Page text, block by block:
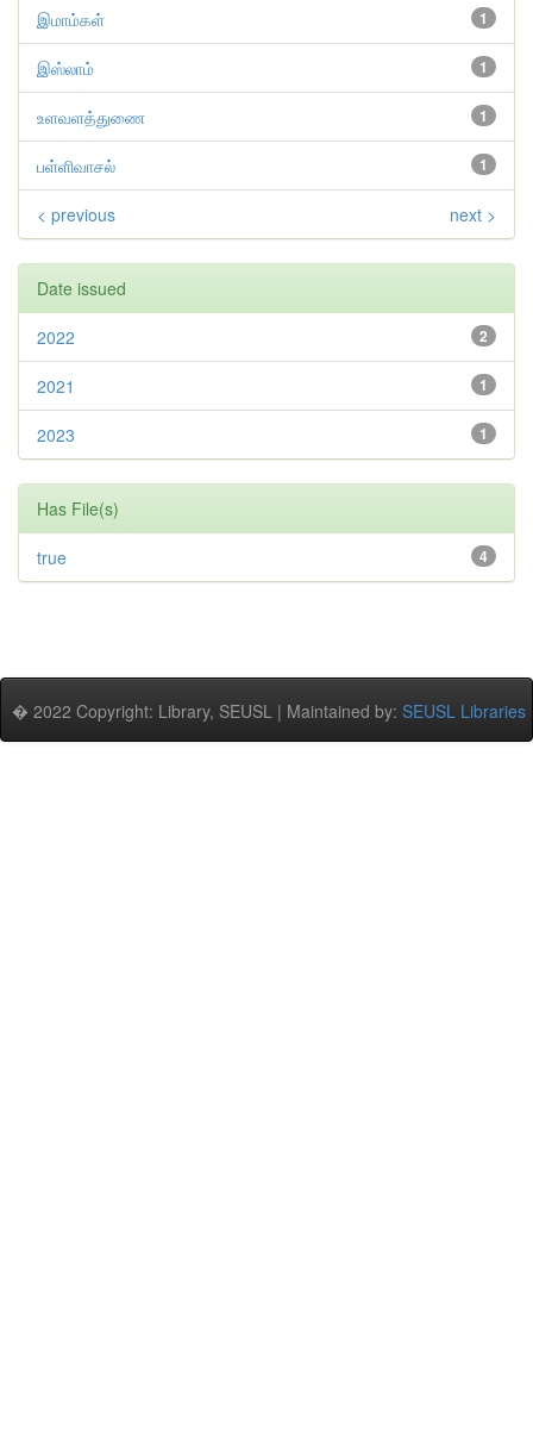
1
இமாம்கள்
1
இஸ்லாம்
1
உளவளத்துணை
1
பள்ளிவாசல்
< previous next >
Date issued
2
2022
1
2021
1
2023
Has File(s)
4
true
� 2022 Copyright: Library, SEUSL | Maintained by: SEUSL Libraries